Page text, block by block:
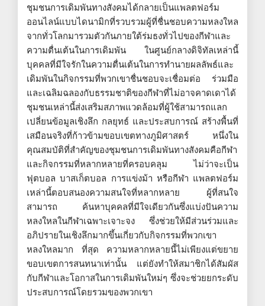
ชุมชนการเดิมพันทางสังคมได้กลายเป็นแพลตฟอร์ม
ออนไลน์แบบไดนามิกที่รวบรวมผู้ที่ชื่นชอบความหลงใหล
จากทั่วโลกมารวมตัวกันภายใต้ร่มธงทั่วไปของกีฬาและ
ความตื่นเต้นในการเดิมพัน ในศูนย์กลางดิจิทัลเหล่านี้
บุคคลที่มีใจรักในความตื่นเต้นในการทำนายผลลัพธ์และ
เดิมพันในกิจกรรมที่พวกเขาชื่นชอบจะเชื่อมต่อ ร่วมมือ
และเฉลิมฉลองกับธรรมชาติของกีฬาที่ไม่อาจคาดเดาได้
ชุมชนเหล่านี้ส่งเสริมสภาพแวดล้อมที่ผู้ใช้สามารถแลก
เปลี่ยนข้อมูลเชิงลึก กลยุทธ์ และประสบการณ์ สร้างพื้นที่
เสมือนจริงที่ก้าวข้ามขอบเขตทางภูมิศาสตร์ หนึ่งใน
คุณสมบัติที่สำคัญของชุมชนการเดิมพันทางสังคมคือกีฬา
และกิจกรรมที่หลากหลายที่ครอบคลุม ไม่ว่าจะเป็น
ฟุตบอล บาสเก็ตบอล การแข่งม้า หรือกีฬา แพลตฟอร์ม
เหล่านี้ตอบสนองความสนใจที่หลากหลาย ผู้ที่สนใจ
สามารถ ค้นหาบุคคลที่มีใจเดียวกันซึ่งแบ่งปันความ
หลงใหลในกีฬาเฉพาะเจาะจง ซึ่งช่วยให้มีส่วนร่วมและ
อภิปรายในเชิงลึกมากขึ้นเกี่ยวกับกิจกรรมที่พวกเขา
หลงใหลมาก ที่สุด ความหลากหลายนี้ไม่เพียงแต่ขยาย
ขอบเขตการสนทนาเท่านั้น แต่ยังทำให้สมาชิกได้สัมผัส
กับกีฬาและโอกาสในการเดิมพันใหม่ๆ ซึ่งจะช่วยยกระดับ
ประสบการณ์โดยรวมของพวกเขา